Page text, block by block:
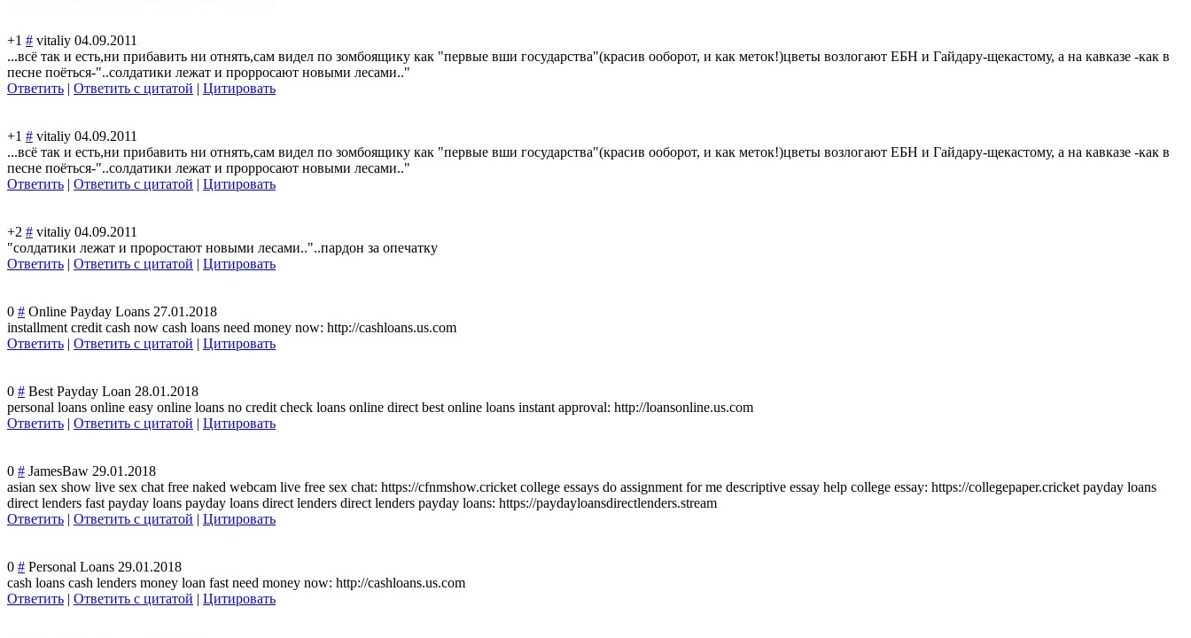
+1 # vitaliy 04.09.2011
...всё так и есть,ни прибавить ни отнять,сам видел по зомбоящику как "первые вши государства"(красив ооборот, и как меток!)цветы возлогают ЕБН и Гайдару-щекастому, а на кавказе -как в
песне поёться-"..солдатики лежат и прорросают новыми лесами.."
Ответить | Ответить с цитатой | Цитировать
+1 # vitaliy 04.09.2011
...всё так и есть,ни прибавить ни отнять,сам видел по зомбоящику как "первые вши государства"(красив ооборот, и как меток!)цветы возлогают ЕБН и Гайдару-щекастому, а на кавказе -как в
песне поёться-"..солдатики лежат и прорросают новыми лесами.."
Ответить | Ответить с цитатой | Цитировать
+2 # vitaliy 04.09.2011
"солдатики лежат и проростают новыми лесами.."..пардон за опечатку
Ответить | Ответить с цитатой | Цитировать
0 # Online Payday Loans 27.01.2018
installment credit cash now cash loans need money now: http://cashloans.us.com
Ответить | Ответить с цитатой | Цитировать
0 # Best Payday Loan 28.01.2018
personal loans online easy online loans no credit check loans online direct best online loans instant approval: http://loansonline.us.com
Ответить | Ответить с цитатой | Цитировать
0 # JamesBaw 29.01.2018
asian sex show live sex chat free naked webcam live free sex chat: https://cfnmshow.cricket college essays do assignment for me descriptive essay help college essay: https://collegepaper.cricket payday loans
direct lenders fast payday loans payday loans direct lenders direct lenders payday loans: https://paydayloansdirectlenders.stream
Ответить | Ответить с цитатой | Цитировать
0 # Personal Loans 29.01.2018
cash loans cash lenders money loan fast need money now: http://cashloans.us.com
Ответить | Ответить с цитатой | Цитировать